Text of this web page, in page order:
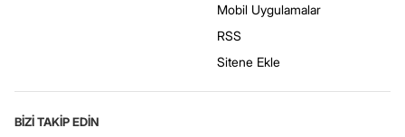
Mobil Uygulamalar
RSS
Sitene Ekle
BİZİ TAKİP EDİN